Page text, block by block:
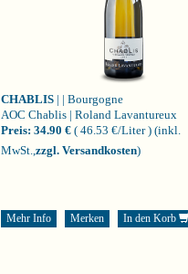
CHABLIS | | Bourgogne
AOC Chablis | Roland Lavantureux
Preis: 34.90 € ( 46.53 €/Liter ) (inkl.
MwSt., zzgl. Versandkosten)
Mehr Info Merken In den Korb